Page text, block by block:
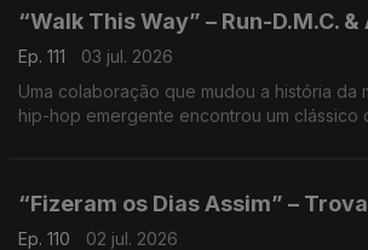
“Walk This Way” – Run-D.M.C.
Ep. 111
03 jul. 2026
Uma colaboração que mudou a história da
hip-hop emergente encontrou um clássico
“Fizeram os Dias Assim” –
Ep. 110
02 jul. 2026